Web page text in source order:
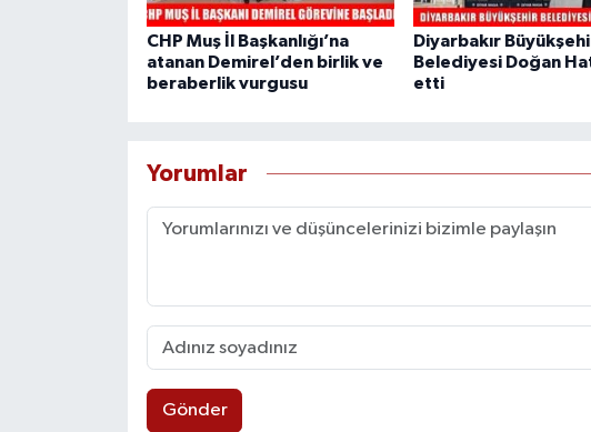
CHP Muş İl Başkanlığı’na
atanan Demirel’den birlik ve
beraberlik vurgusu
Diyarbakır
Belediyesi Doğan
etti
Yorumlar
Gönder